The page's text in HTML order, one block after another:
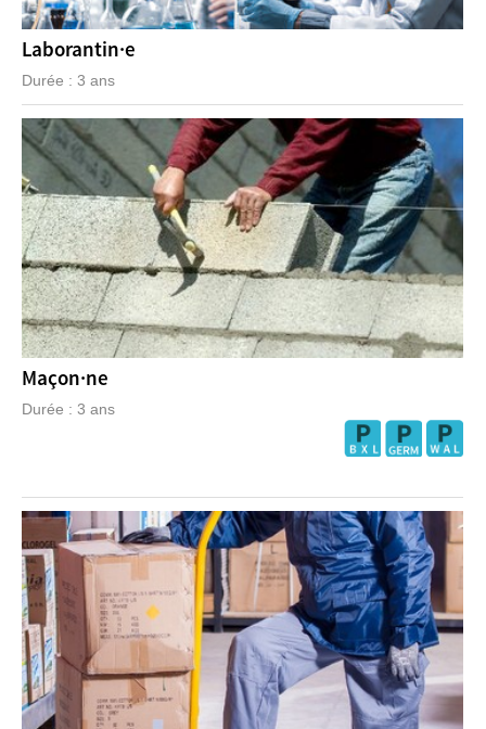
Laborantin·e
Durée : 3 ans
Maçon·ne
Durée : 3 ans